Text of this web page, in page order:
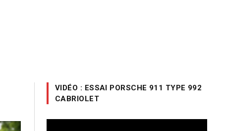
VIDÉO : ESSAI PORSCHE 911 TYPE 992
CABRIOLET